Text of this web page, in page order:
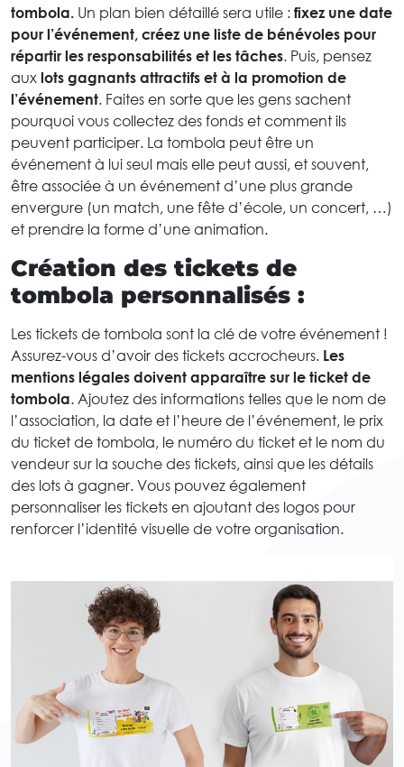
tombola. Un plan bien détaillé sera utile : fixez une date
pour l’événement, créez une liste de bénévoles pour
répartir les responsabilités et les tâches. Puis, pensez
aux lots gagnants attractifs et à la promotion de
l’événement. Faites en sorte que les gens sachent
pourquoi vous collectez des fonds et comment ils
peuvent participer. La tombola peut être un
événement à lui seul mais elle peut aussi, et souvent,
être associée à un événement d’une plus grande
envergure (un match, une fête d’école, un concert, …)
et prendre la forme d’une animation.
Création des tickets de
tombola personnalisés :
Les tickets de tombola sont la clé de votre événement !
Assurez-vous d’avoir des tickets accrocheurs. Les
mentions légales doivent apparaître sur le ticket de
tombola. Ajoutez des informations telles que le nom de
l’association, la date et l’heure de l’événement, le prix
du ticket de tombola, le numéro du ticket et le nom du
vendeur sur la souche des tickets, ainsi que les détails
des lots à gagner. Vous pouvez également
personnaliser les tickets en ajoutant des logos pour
renforcer l’identité visuelle de votre organisation.